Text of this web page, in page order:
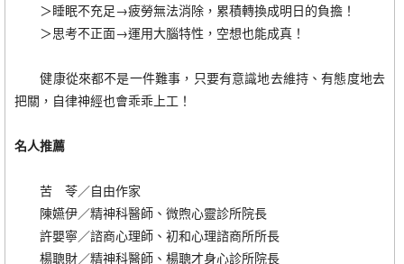
＞睡眠不充足→疲勞無法消除，累積轉換成明日的負擔！
＞思考不正面→運用大腦特性，空想也能成真！
健康從來都不是一件難事，只要有意識地去維持、有態度地去
把關，自律神經也會乖乖上工！
名人推薦
苦 苓／自由作家
陳嬿伊／精神科醫師、微煦心靈診所院長
許嬰寧／諮商心理師、初和心理諮商所所長
楊聰財／精神科醫師、楊聰才身心診所院長